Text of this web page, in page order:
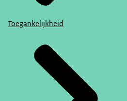
Toegankelijkheid